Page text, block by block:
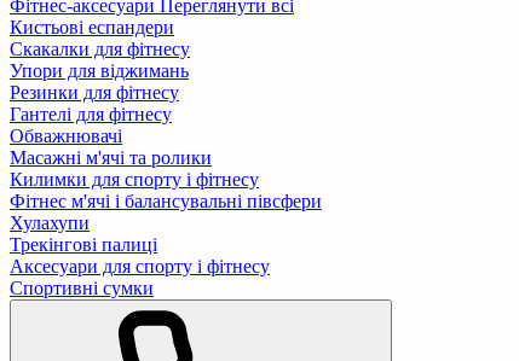
Фітнес-аксесуари
Переглянути всі
Кистьові еспандери
Скакалки для фітнесу
Упори для віджимань
Резинки для фітнесу
Гантелі для фітнесу
Обважнювачі
Масажні м'ячі та ролики
Килимки для спорту і фітнесу
Фітнес м'ячі і балансувальні півсфери
Хулахупи
Трекінгові палиці
Аксесуари для спорту і фітнесу
Спортивні сумки